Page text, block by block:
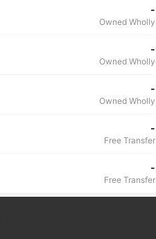
-
Owned Wholly
-
Owned Wholly
-
Owned Wholly
-
Free Transfer
-
Free Transfer